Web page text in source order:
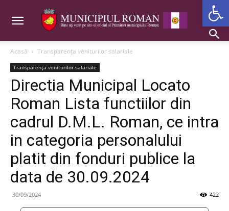
Acasă Transparența veniturilor salariale
Transparența veniturilor salariale
Directia Municipal Locato
Roman Lista functiilor din
cadrul D.M.L. Roman, ce intra
in categoria personalului
platit din fonduri publice la
data de 30.09.2024
30/09/2024 422